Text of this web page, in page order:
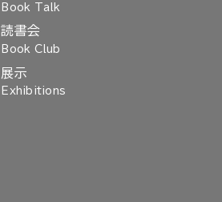
Book Talk
読書会
Book Club
展示
Exhibitions